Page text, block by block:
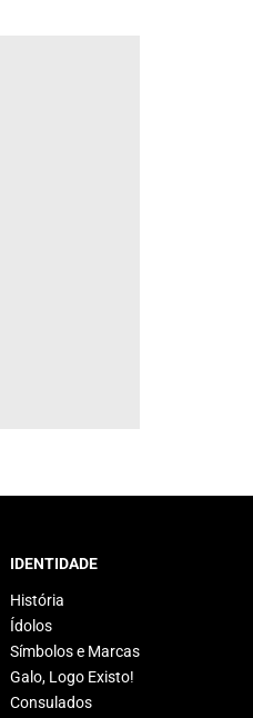
IDENTIDADE
História
Ídolos
Símbolos e Marcas
Galo, Logo Existo!
Consulados